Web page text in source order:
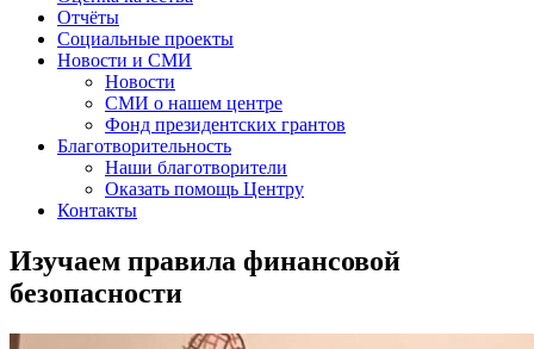
Отчёты
Социальные проекты
Новости и СМИ
Новости
СМИ о нашем центре
Фонд президентских грантов
Благотворительность
Наши благотворители
Оказать помощь Центру
Контакты
Изучаем правила финансовой
безопасности